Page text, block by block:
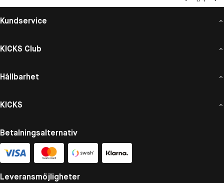
Kundservice
KICKS Club
Hållbarhet
KICKS
Betalningsalternativ
Leveransmöjligheter